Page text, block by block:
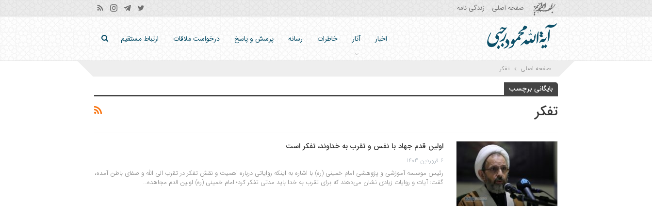
صفحه اصلی زندگی نامه
اخبار آثار خاطرات رسانه پرسش و پاسخ درخواست ملاقات ارتباط مستقیم
صفحه اصلی تفکر
بایگانی برچسب
تفکر
اولین قدم جهاد با نفس و تقرب به خداوند، تفکر است
6 فروردین 1403
رئیس موسسه آموزشی و پژوهشی امام خمینی (ره) با اشاره به اینکه روایاتی درباره اهمیت و نقش تفکر در تقرب الی الله و صفای باطن آمده،
گفت: آیات و روایات زیادی نشان می‌دهند که برای تقرب به خدا باید مدتی تفکر کرد؛ امام خمینی (ره) اولین قدم مجاهده…